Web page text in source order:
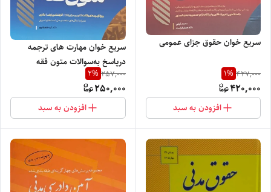
سریع خوان حقوق جزای عمومی
427,000
1%
420,000
افزودن به سبد
سریع خوان مهارت های ترجمه
در‌پاسخ به‌سوالات متون فقه
257,000
2%
250,000
افزودن به سبد